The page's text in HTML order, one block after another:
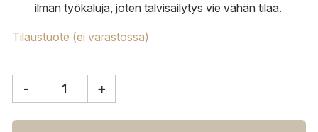
ilman työkaluja, joten talvisäilytys vie vähän tilaa.
Tilaustuote (ei varastossa)
pöytä,
- +